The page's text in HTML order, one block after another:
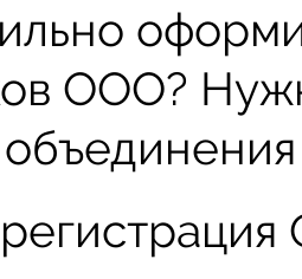
ООО?